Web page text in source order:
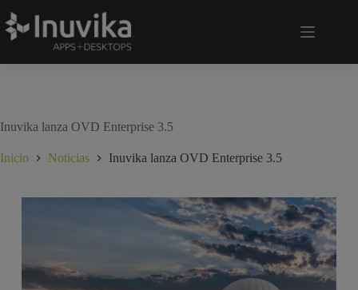
Inuvika lanza OVD Enterprise 3.5
Inicio Noticias Inuvika lanza OVD Enterprise 3.5